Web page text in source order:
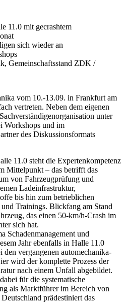
11.0 mit gecrashtem
sich wieder an
Gemeinschaftsstand ZDK /
vom 10.-13.09. in Frankfurt am
vertreten. Neben dem eigenen
unter
Workshops und im
des Diskussionsformats
11.0 steht die Expertenkompetenz
Mittelpunkt – das betrifft das
von Fahrzeugprüfung und
Ladeinfrastruktur,
bis hin zum betrieblichen
Trainings. Blickfang am Stand
das einen 50-km/h-Crash im
sich hat.
Schadenmanagement und
Jahr ebenfalls in Halle 11.0
vergangenen automechanika-
wird der komplette Prozess der
nach einem Unfall abgebildet.
für die systematische
als Marktführer im Bereich von
prädestiniert das